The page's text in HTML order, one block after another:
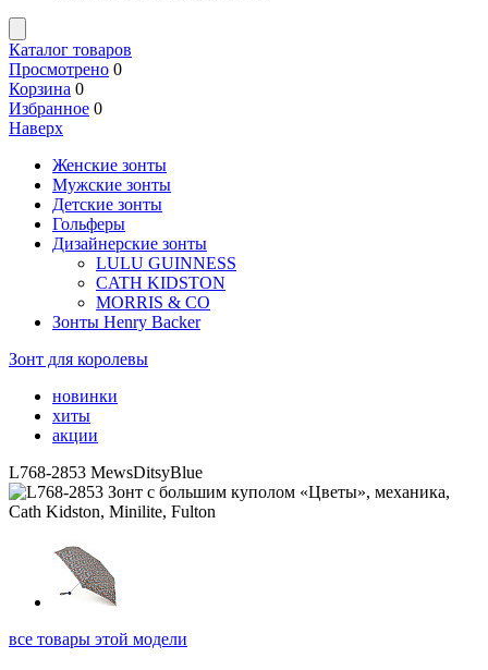
Каталог товаров
Просмотрено 0
Корзина 0
Избранное 0
Наверх
Женские зонты
Мужские зонты
Детские зонты
Гольферы
Дизайнерские зонты
LULU GUINNESS
CATH KIDSTON
MORRIS & CO
Зонты Henry Backer
Зонт для королевы
новинки
хиты
акции
L768-2853 MewsDitsyBlue
все товары этой модели